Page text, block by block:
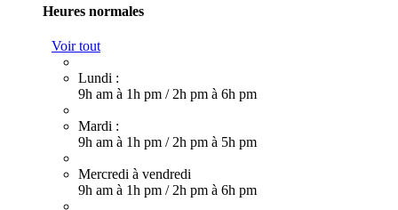
Heures normales
Voir tout
Lundi :
9h am à 1h pm / 2h pm à 6h pm
Mardi :
9h am à 1h pm / 2h pm à 5h pm
Mercredi à vendredi
9h am à 1h pm / 2h pm à 6h pm